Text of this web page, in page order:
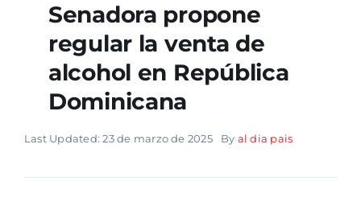
Senadora propone
regular la venta de
alcohol en República
Dominicana
Last Updated: 23 de marzo de 2025 By al dia pais